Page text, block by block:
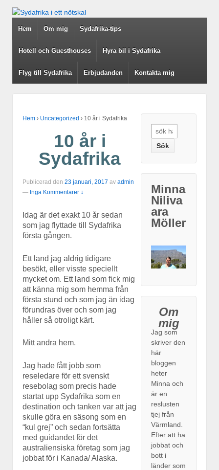
Hem Om mig Sydafrika-tips
Hotell och Guesthouses Hyra bil i Sydafrika
Flyg till Sydafrika Erbjudanden Kontakta mig
Hem › Uncategorized › 10 år i Sydafrika
10 år i
Sydafrika
Publicerad den 23 januari, 2017 av admin
— Inga Kommentarer ↓
Idag är det exakt 10 år sedan
som jag flyttade till Sydafrika
första gången.
Ett land jag aldrig tidigare
besökt, eller visste speciellt
mycket om. Ett land som fick mig
att känna mig som hemma från
första stund och som jag än idag
förundras över och som jag
håller så otroligt kärt.
Mitt andra hem.
Jag hade fått jobb som
reseledare för ett svenskt
resebolag som precis hade
startat upp Sydafrika som en
destination och tanken var att jag
skulle göra en säsong som en
“kul grej” och sedan fortsätta
med guidandet för det
australiensiska företag som jag
jobbat för i Kanada/ Alaska.
Search for:
Minna
Niliva
ara
Möller
Om
mig
Jag som
skriver den
här
bloggen
heter
Minna och
är en
reslusten
tjej från
Värmland.
Efter att ha
jobbat och
bott i
länder som